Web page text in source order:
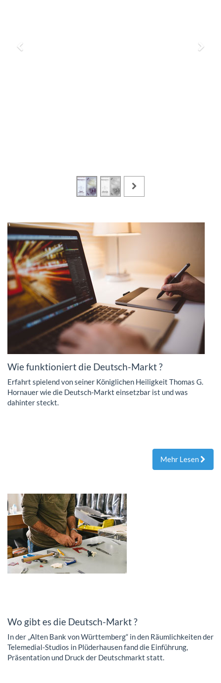
Wie funktioniert die Deutsch-Markt ?
Erfahrt spielend von seiner Königlichen Heiligkeit Thomas G.
Hornauer wie die Deutsch-Markt einsetzbar ist und was
dahinter steckt.
Mehr Lesen
Wo gibt es die Deutsch-Markt ?
In der „Alten Bank von Württemberg“ in den Räumlichkeiten der
Telemedial-Studios in Plüderhausen fand die Einführung,
Präsentation und Druck der Deutschmarkt statt.